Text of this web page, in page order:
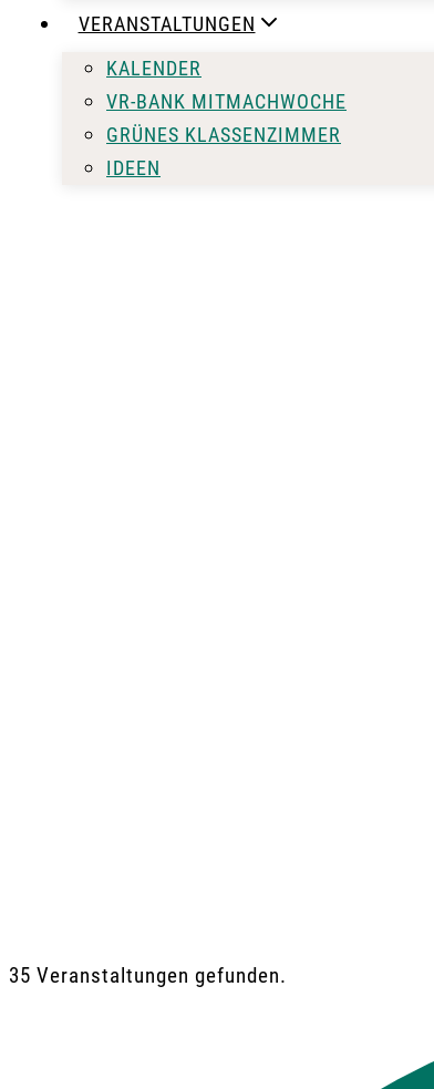
VERANSTALTUNGEN
KALENDER
VR-BANK MITMACHWOCHE
GRÜNES KLASSENZIMMER
IDEEN
35 Veranstaltungen gefunden.